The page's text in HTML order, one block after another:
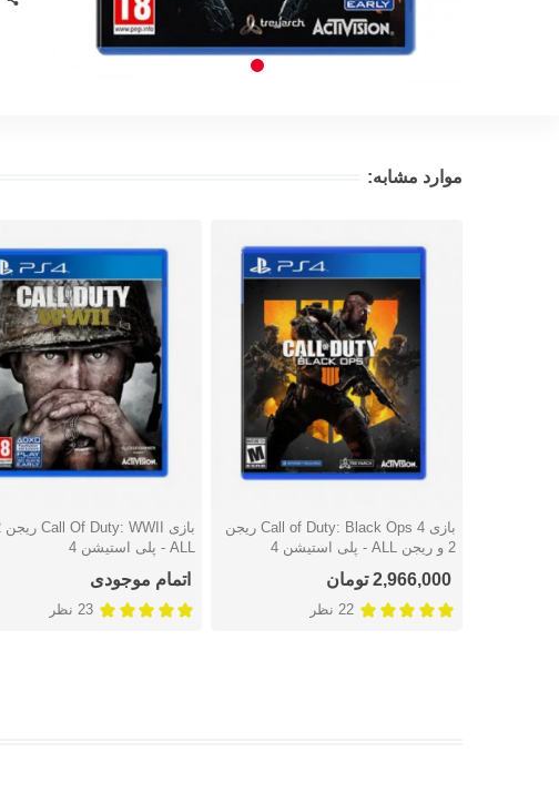
موارد مشابه:
دوست داشتن
بازی Call of Duty: Black Ops 4 ریجن
2 و ریجن ALL - پلی استیشن 4
2,966,000 تومان
22 نظر
دوست داشتن
ALL - پلی استیشن 4
اتمام موجودی
23 نظر